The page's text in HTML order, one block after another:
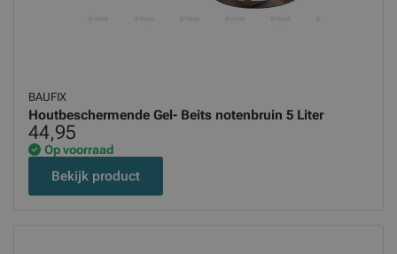
BAUFIX
Houtbeschermende Gel- Beits notenbruin 5 Liter
44,95
Op voorraad
Bekijk product